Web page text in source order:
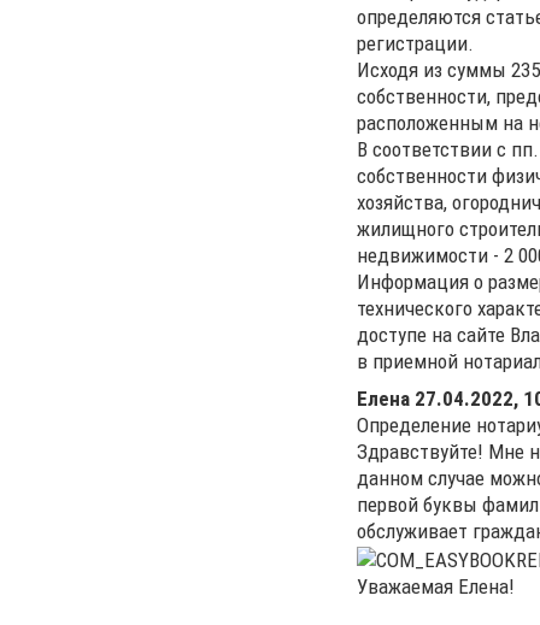
определяются
регистрации.
Исходя из суммы
собственности,
расположенным на
В соответствии с
собственности
хозяйства,
жилищного
недвижимости - 2
Информация о
технического
доступе на сайте
в приемной
Елена 27.04.2022,
Определение
Здравствуйте! Мне
данном случае
первой буквы
обслуживает
Уважаемая Елена!